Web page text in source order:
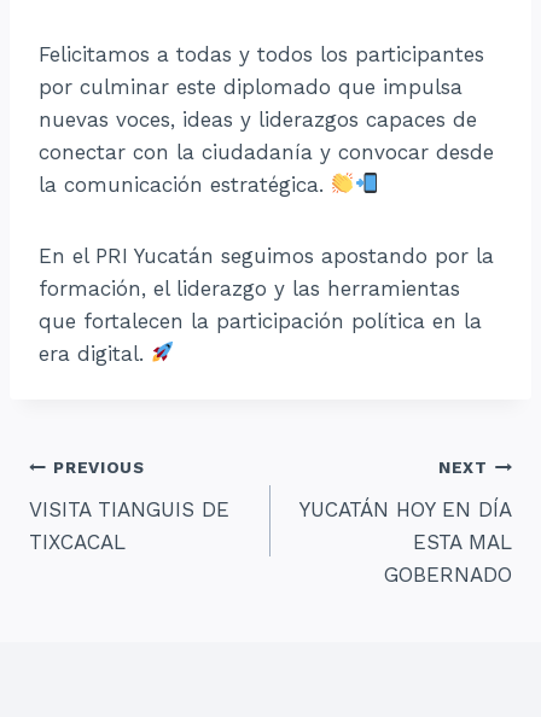
Felicitamos a todas y todos los participantes
por culminar este diplomado que impulsa
nuevas voces, ideas y liderazgos capaces de
conectar con la ciudadanía y convocar desde
la comunicación estratégica.
En el PRI Yucatán seguimos apostando por la
formación, el liderazgo y las herramientas
que fortalecen la participación política en la
era digital.
Navegación
de
PREVIOUS
VISITA TIANGUIS DE
TIXCACAL
NEXT
YUCATÁN HOY EN DÍA
ESTA MAL
GOBERNADO